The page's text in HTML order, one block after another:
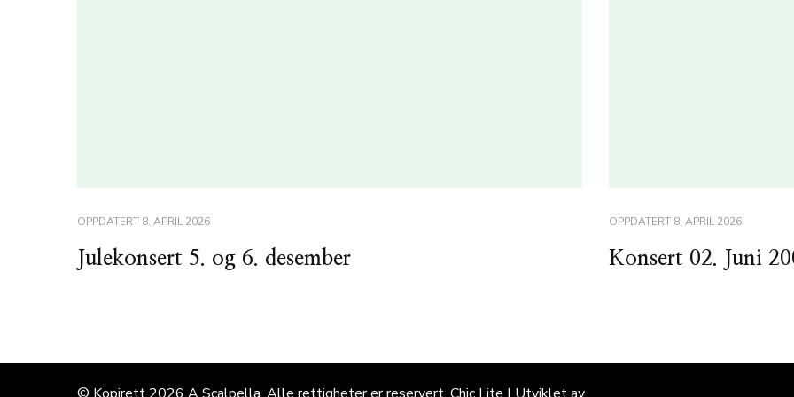
OPPDATERT 8. APRIL 2026
Julekonsert 5. og 6. desember
OPPDATERT 8. APRIL 2026
Konsert 02. Juni